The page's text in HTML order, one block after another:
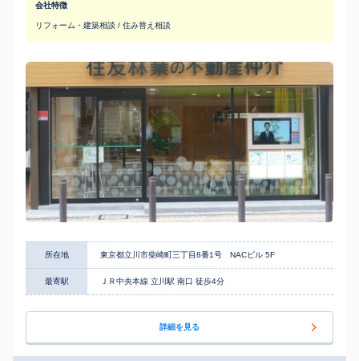
会社特徴
リフォーム・建築相談 / 住み替え相談
所在地 東京都立川市柴崎町三丁目8番1号 NACビル 5F
最寄駅 ＪＲ中央本線 立川駅 南口 徒歩4分
詳細を見る